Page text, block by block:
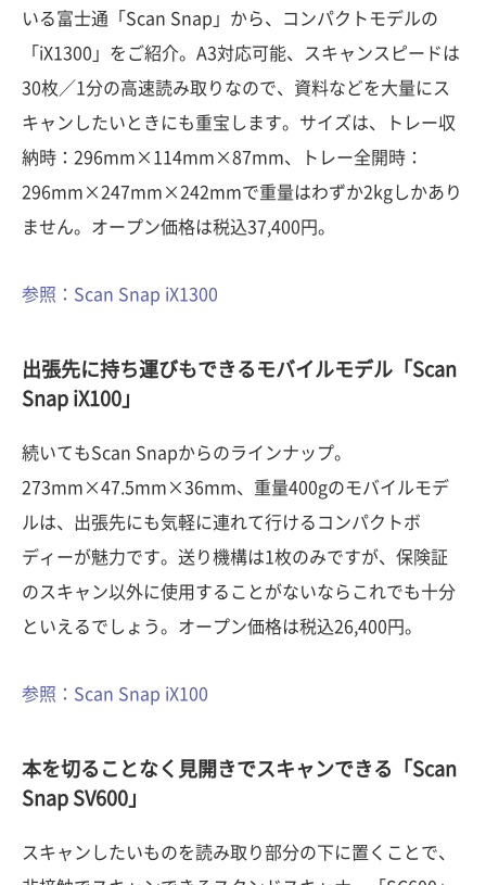
いる富士通「Scan Snap」から、コンパクトモデルの
「iX1300」をご紹介。A3対応可能、スキャンスピードは
30枚／1分の高速読み取りなので、資料などを大量にス
キャンしたいときにも重宝します。サイズは、トレー収
納時：296mm×114mm×87mm、トレー全開時：
296mm×247mm×242mmで重量はわずか2kgしかあり
ません。オープン価格は税込37,400円。
参照：Scan Snap iX1300
出張先に持ち運びもできるモバイルモデル「Scan
Snap iX100」
続いてもScan Snapからのラインナップ。
273mm×47.5mm×36mm、重量400gのモバイルモデ
ルは、出張先にも気軽に連れて行けるコンパクトボ
ディーが魅力です。送り機構は1枚のみですが、保険証
のスキャン以外に使用することがないならこれでも十分
といえるでしょう。オープン価格は税込26,400円。
参照：Scan Snap iX100
本を切ることなく見開きでスキャンできる「Scan
Snap SV600」
スキャンしたいものを読み取り部分の下に置くことで、